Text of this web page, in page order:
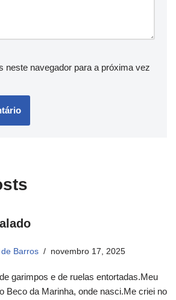
neste navegador para a próxima vez
Barros novembro 17, 2025
garimpos e de ruelas entortadas.Meu
Beco da Marinha, onde nasci.Me criei no